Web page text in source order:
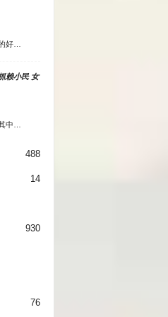
好…
赖小民 女
中…
488
14
930
76